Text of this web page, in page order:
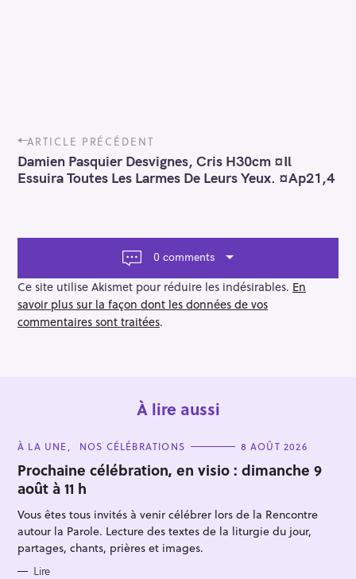
P
o
s
t
v
a
t
i
o
ARTICLE PRÉCÉDENT
Damien Pasquier Desvignes, Cris H30cm ¤Il
Essuira Toutes Les Larmes De Leurs Yeux. ¤Ap21,4
0 comments
Ce site utilise Akismet pour réduire les indésirables. En
savoir plus sur la façon dont les données de vos
commentaires sont traitées.
À lire aussi
C
T
E
G
O
R
I
E
S
À LA UNE NOS CÉLÉBRATIONS 8 AOÛT 2026
Prochaine célébration, en visio : dimanche 9
août à 11 h
Vous êtes tous invités à venir célébrer lors de la Rencontre
autour la Parole. Lecture des textes de la liturgie du jour,
partages, chants, prières et images.
Lire
R
e